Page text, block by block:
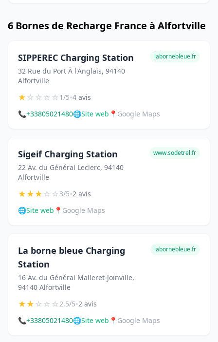
6 Bornes de Recharge France à Alfortville
SIPPEREC Charging Station
32 Rue du Port À l'Anglais, 94140
Alfortville
labornebleue.fr
★☆☆☆☆1/5•4 avis
📞+33805021480🌐Site web 📍 Google Maps
Sigeif Charging Station
22 Av. du Général Leclerc, 94140
Alfortville
www.sodetrel.fr
★★★☆☆3/5•2 avis
🌐Site web 📍 Google Maps
La borne bleue Charging
Station
16 Av. du Général Malleret-Joinville,
94140 Alfortville
labornebleue.fr
★★☆☆☆2.5/5•2 avis
📞+33805021480🌐Site web 📍 Google Maps